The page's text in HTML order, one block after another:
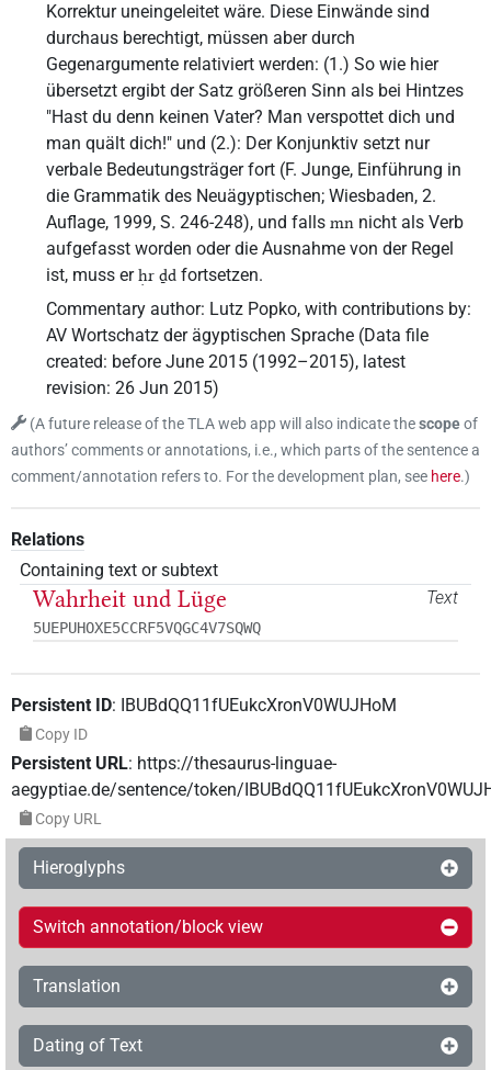
Korrektur uneingeleitet wäre. Diese Einwände sind
durchaus berechtigt, müssen aber durch
Gegenargumente relativiert werden: (1.) So wie hier
übersetzt ergibt der Satz größeren Sinn als bei Hintzes
"Hast du denn keinen Vater? Man verspottet dich und
man quält dich!" und (2.): Der Konjunktiv setzt nur
verbale Bedeutungsträger fort (F. Junge, Einführung in
die Grammatik des Neuägyptischen; Wiesbaden, 2.
Auflage, 1999, S. 246-248), und falls mn nicht als Verb
aufgefasst worden oder die Ausnahme von der Regel
ist, muss erḥr ḏd fortsetzen.
Commentary author: Lutz Popko, with contributions by:
AV Wortschatz der ägyptischen Sprache (Data file
created: before June 2015 (1992–2015), latest
revision: 26 Jun 2015)
(A future release of the TLA web app will also indicate thescopeof
authors’ comments or annotations, i.e., which parts of the sentence a
comment/annotation refers to. For the development plan, see here.)
Relations
Containing text or subtext
Text
Wahrheit und Lüge
5UEPUHOXE5CCRF5VQGC4V7SQWQ
Persistent ID: IBUBdQQ11fUEukcXronV0WUJHoM
Copy ID
Persistent URL: https://thesaurus-linguae-
aegyptiae.de/sentence/token/
Copy URL
Hieroglyphs
Switch annotation/block view
Translation
Dating of Text